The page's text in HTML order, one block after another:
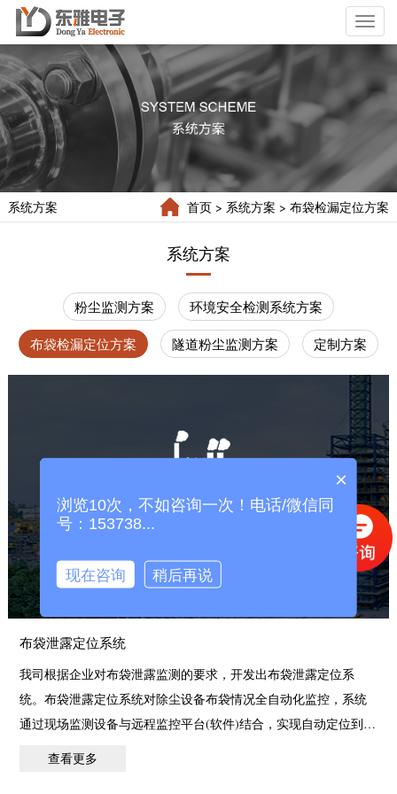
系统方案 首页 > 系统方案 > 布袋检漏定位方案
系统方案
粉尘监测方案 环境安全检测系统方案
布袋检漏定位方案 隧道粉尘监测方案 定制方案
布袋泄露定位系统
布袋泄露定位系统
我司根据企业对布袋泄露监测的要求，开发出布袋泄露定位系
统。布袋泄露定位系统对除尘设备布袋情况全自动化监控，系统
通过现场监测设备与远程监控平台(软件)结合，实现自动定位到破
查看更多
×
浏览10次，不如咨询一次！电话/微信同
号：153738...
现在咨询 稍后再说